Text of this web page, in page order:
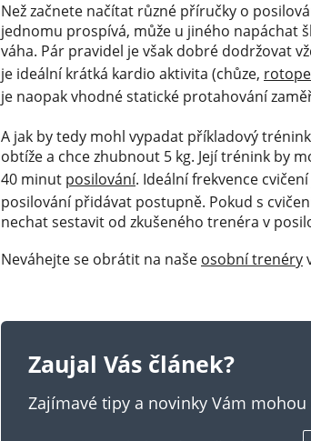
Než začnete načítat různé příručky o
jednomu prospívá, může u jiného napáchat
váha. Pár pravidel je však dobré dodržovat
je ideální krátká kardio aktivita (chůze,
je naopak vhodné statické protahování
A jak by tedy mohl vypadat příkladový
obtíže a chce zhubnout 5 kg. Její trénink by
40 minut posilování. Ideální frekvence
posilování přidávat postupně. Pokud s
nechat sestavit od zkušeného trenéra v
Neváhejte se obrátit na naše osobní trenéry
Zaujal Vás článek?
Zajímavé tipy a novinky Vám